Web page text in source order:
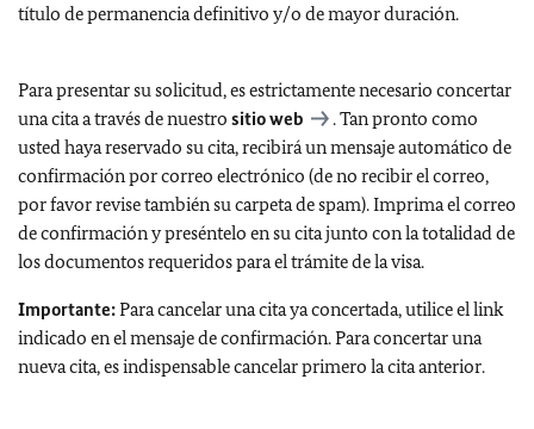
título de permanencia definitivo y/o de mayor duración.
Para presentar su solicitud, es estrictamente necesario concertar
una cita a través de nuestro sitio web
. Tan pronto como
usted haya reservado su cita, recibirá un mensaje automático de
confirmación por correo electrónico (de no recibir el correo,
por favor revise también su carpeta de spam). Imprima el correo
de confirmación y preséntelo en su cita junto con la totalidad de
los documentos requeridos para el trámite de la visa.
Importante:Para cancelar una cita ya concertada, utilice el link
indicado en el mensaje de confirmación. Para concertar una
nueva cita, es indispensable cancelar primero la cita anterior.